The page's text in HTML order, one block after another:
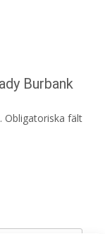
Burbank
Obligatoriska fält